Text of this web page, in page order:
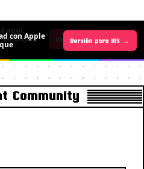
aquí:
dibujar
Versión para Android →
con Apple
Versión para iOS →
Community